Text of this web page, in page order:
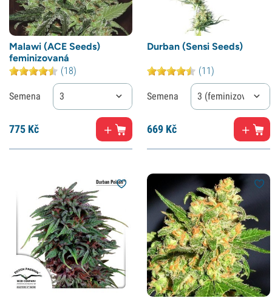
Malawi (ACE Seeds)
feminizovaná
(18)
Semena 3
775 Kč
Durban (Sensi Seeds)
(11)
Semena 3 (feminizované)
669 Kč